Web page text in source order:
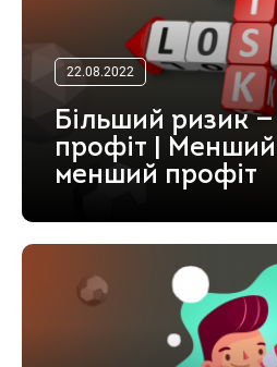
22.08.2022
Більший ризик
профіт |
менший профіт